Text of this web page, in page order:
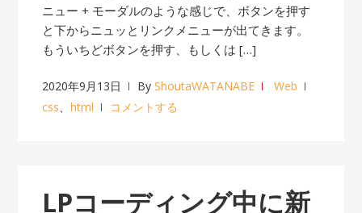
ニュー + モーダルのような感じで、ボタンを押す
と下からニュッとリンクメニューが出てきます。
もういちどボタンを押す、もしくは […]
2020年9月13日 ByShoutaWATANABE
Web
css、html コメントする
LPコーディング中に新